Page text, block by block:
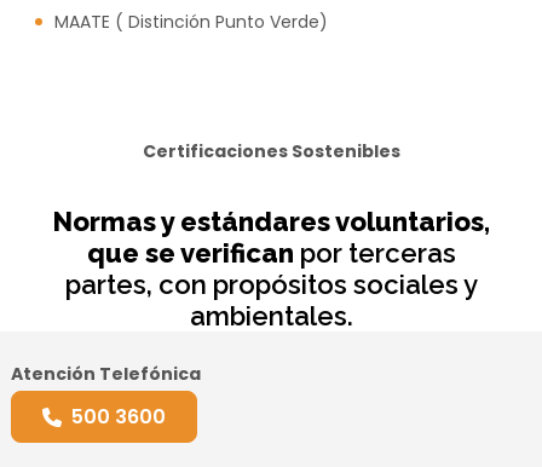
MAATE ( Distinción Punto Verde)
Certificaciones Sostenibles
Normas y estándares voluntarios,
que se verifican por terceras
partes, con propósitos sociales y
ambientales.
Atención Telefónica
500 3600